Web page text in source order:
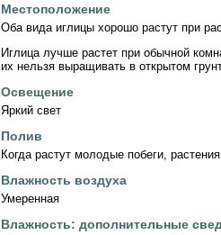
Местоположение
Оба вида иглицы хорошо растут при
Иглица лучше растет при обычной
их нельзя выращивать в открытом
Освещение
Яркий свет
Полив
Когда растут молодые побеги,
Влажность воздуха
Умеренная
Влажность: дополнительные